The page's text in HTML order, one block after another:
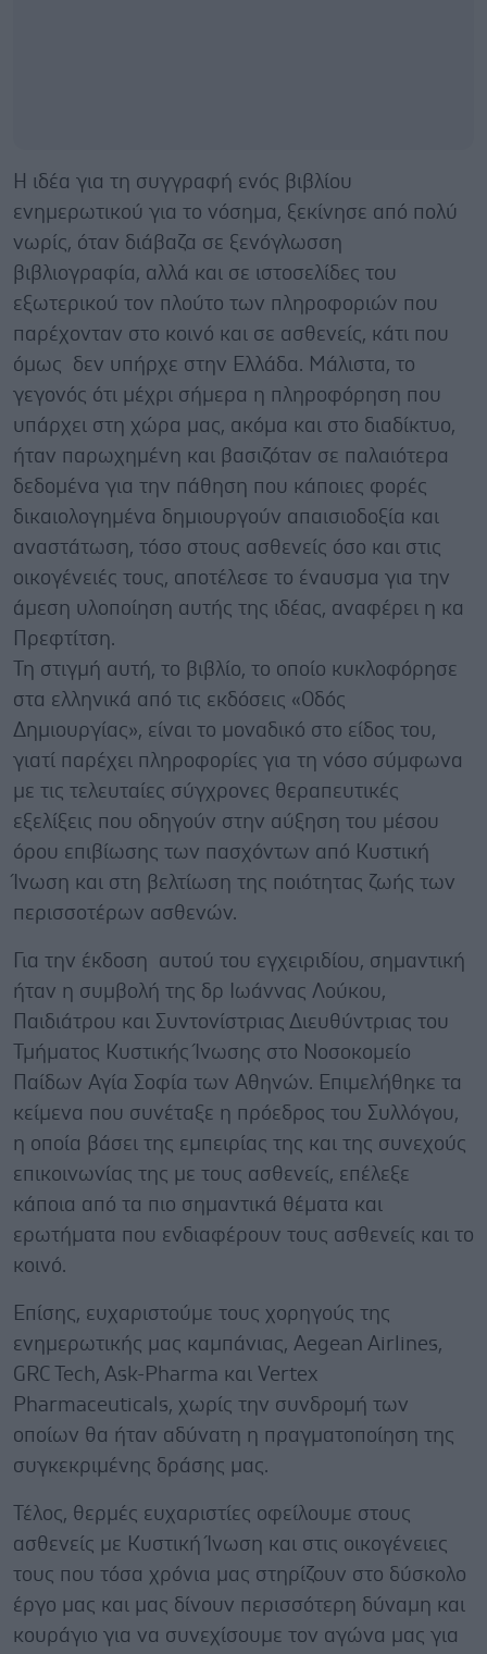
Η ιδέα για τη συγγραφή ενός βιβλίου
ενημερωτικού για το νόσημα, ξεκίνησε από πολύ
νωρίς, όταν διάβαζα σε ξενόγλωσση
βιβλιογραφία, αλλά και σε ιστοσελίδες του
εξωτερικού τον πλούτο των πληροφοριών που
παρέχονταν στο κοινό και σε ασθενείς, κάτι που
όμως δεν υπήρχε στην Ελλάδα. Μάλιστα, το
γεγονός ότι μέχρι σήμερα η πληροφόρηση που
υπάρχει στη χώρα μας, ακόμα και στο διαδίκτυο,
ήταν παρωχημένη και βασιζόταν σε παλαιότερα
δεδομένα για την πάθηση που κάποιες φορές
δικαιολογημένα δημιουργούν απαισιοδοξία και
αναστάτωση, τόσο στους ασθενείς όσο και στις
οικογένειές τους, αποτέλεσε το έναυσμα για την
άμεση υλοποίηση αυτής της ιδέας, αναφέρει η κα
Πρεφτίτση.
Τη στιγμή αυτή, το βιβλίο, το οποίο κυκλοφόρησε
στα ελληνικά από τις εκδόσεις «Οδός
Δημιουργίας», είναι το μοναδικό στο είδος του,
γιατί παρέχει πληροφορίες για τη νόσο σύμφωνα
με τις τελευταίες σύγχρονες θεραπευτικές
εξελίξεις που οδηγούν στην αύξηση του μέσου
όρου επιβίωσης των πασχόντων από Κυστική
Ίνωση και στη βελτίωση της ποιότητας ζωής των
περισσοτέρων ασθενών.
Για την έκδοση αυτού του εγχειριδίου, σημαντική
ήταν η συμβολή της δρ Ιωάννας Λούκου,
Παιδιάτρου και Συντονίστριας Διευθύντριας του
Τμήματος Κυστικής Ίνωσης στο Νοσοκομείο
Παίδων Αγία Σοφία των Αθηνών. Επιμελήθηκε τα
κείμενα που συνέταξε η πρόεδρος του Συλλόγου,
η οποία βάσει της εμπειρίας της και της συνεχούς
επικοινωνίας της με τους ασθενείς, επέλεξε
κάποια από τα πιο σημαντικά θέματα και
ερωτήματα που ενδιαφέρουν τους ασθενείς και το
κοινό.
Επίσης, ευχαριστούμε τους χορηγούς της
ενημερωτικής μας καμπάνιας, Aegean Airlines,
GRC Tech, Ask-Pharma και Vertex
Pharmaceuticals, χωρίς την συνδρομή των
οποίων θα ήταν αδύνατη η πραγματοποίηση της
συγκεκριμένης δράσης μας.
Τέλος, θερμές ευχαριστίες οφείλουμε στους
ασθενείς με Κυστική Ίνωση και στις οικογένειες
τους που τόσα χρόνια μας στηρίζουν στο δύσκολο
έργο μας και μας δίνουν περισσότερη δύναμη και
κουράγιο για να συνεχίσουμε τον αγώνα μας για